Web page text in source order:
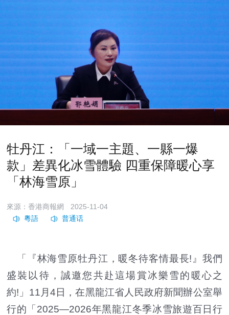
牡丹江：「一域一主題、一縣一爆
款」差異化冰雪體驗 四重保障暖心享
「林海雪原」
來源：香港商報網 2025-11-04
「『林海雪原牡丹江，暖冬待客情最長!』我們
盛裝以待，誠邀您共赴這場賞冰樂雪的暖心之
約!」11月4日，在黑龍江省人民政府新聞辦公室舉
行的「2025—2026年黑龍江冬季冰雪旅遊百日行